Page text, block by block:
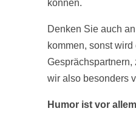
können.
Denken Sie auch
kommen, sonst
wir also besonders
Humor ist vor